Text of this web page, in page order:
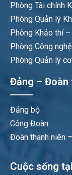
Phòng Tài chính
Phòng Quản lý
Phòng Khảo thí
Phòng Công
Phòng Quản lý
Đảng – Đoàn
Đảng bộ
Công Đoàn
Đoàn thanh niên
Cuộc sống